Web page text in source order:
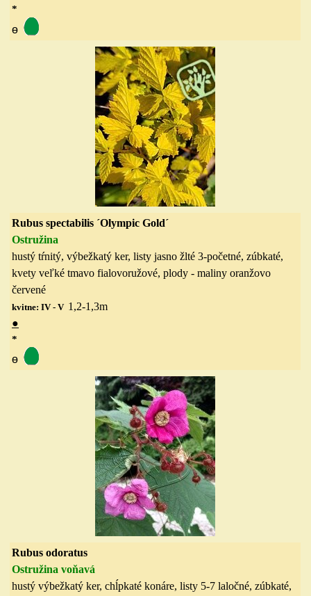
*
ө
Rubus spectabilis ´Olympic Gold´
Ostružina
hustý tŕnitý, výbežkatý ker, listy jasno žlté 3-početné, zúbkaté,
kvety veľké tmavo fialovoružové, plody - maliny oranžovo
červené
kvitne: IV - V 1,2-1,3m
●
*
ө
Rubus odoratus
Ostružina voňavá
hustý výbežkatý ker, chĺpkaté konáre, listy 5-7 laločné, zúbkaté,